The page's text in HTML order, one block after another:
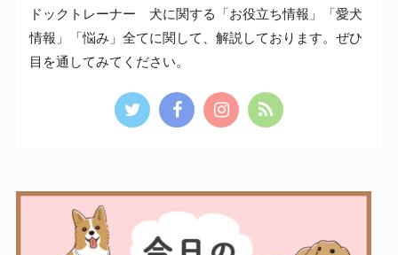
ドックトレーナー 犬に関する「お役立ち情報」「愛犬
情報」「悩み」全てに関して、解説しております。ぜひ
目を通してみてください。